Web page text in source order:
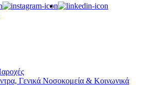
Γενικά Νοσοκομεία & Κοινωνικά